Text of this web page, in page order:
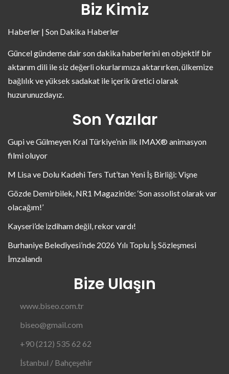
Biz Kimiz
Haberler | Son Dakika Haberler
Güncel gündeme dair son dakika haberlerini en objektif bir
aktarım dili ile siz değerli okurlarımıza aktarırken, ülkemize
bağlılık ve yüksek sadakat ile içerik üretici olarak
huzurunuzdayız.
Son Yazılar
Gupi ve Gülmeyen Kral Türkiye’nin ilk IMAX® animasyon
filmi oluyor
M Lisa ve Dolu Kadehi Ters Tut’tan Yeni İş Birliği: Vişne
Gözde Demirbilek, NR1 Magazin’de: ‘Son assolist olarak var
olacağım!’
Kayseri’de izdiham değil, rekor vardı!
Burhaniye Belediyesi’nde 2026 Yılı Toplu İş Sözleşmesi
İmzalandı
Bize Ulaşın
www.biseo.com.tr
biseo@gmail.com
+90 (212) 535 62 62
İstanbul / Bahçeşehir